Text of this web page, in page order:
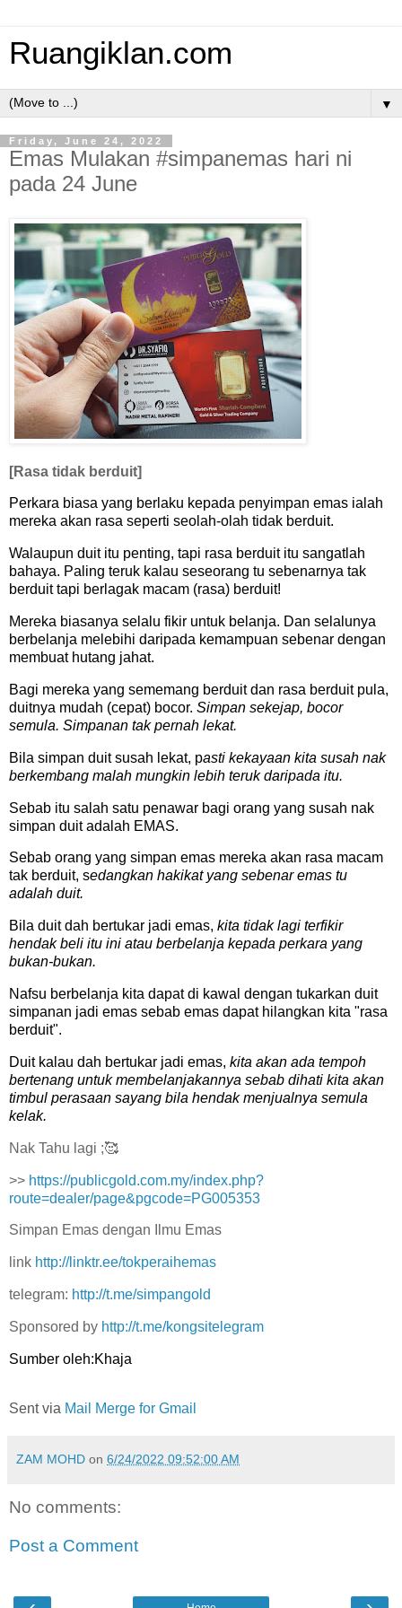
Ruangiklan.com
▼
Friday, June 24, 2022
Emas Mulakan #simpanemas hari ni
pada 24 June
[Rasa tidak berduit]
Perkara biasa yang berlaku kepada penyimpan emas ialah
mereka akan rasa seperti seolah-olah tidak berduit.
Walaupun duit itu penting, tapi rasa berduit itu sangatlah
bahaya. Paling teruk kalau seseorang tu sebenarnya tak
berduit tapi berlagak macam (rasa) berduit!
Mereka biasanya selalu fikir untuk belanja. Dan selalunya
berbelanja melebihi daripada kemampuan sebenar dengan
membuat hutang jahat.
Bagi mereka yang sememang berduit dan rasa berduit pula,
duitnya mudah (cepat) bocor. Simpan sekejap, bocor
semula. Simpanan tak pernah lekat.
Bila simpan duit susah lekat, pasti kekayaan kita susah nak
berkembang malah mungkin lebih teruk daripada itu.
Sebab itu salah satu penawar bagi orang yang susah nak
simpan duit adalah EMAS.
Sebab orang yang simpan emas mereka akan rasa macam
tak berduit, sedangkan hakikat yang sebenar emas tu
adalah duit.
Bila duit dah bertukar jadi emas, kita tidak lagi terfikir
hendak beli itu ini atau berbelanja kepada perkara yang
bukan-bukan.
Nafsu berbelanja kita dapat di kawal dengan tukarkan duit
simpanan jadi emas sebab emas dapat hilangkan kita "rasa
berduit".
Duit kalau dah bertukar jadi emas, kita akan ada tempoh
bertenang untuk membelanjakannya sebab dihati kita akan
timbul perasaan sayang bila hendak menjualnya semula
kelak.
Nak Tahu lagi ;🥰
>> https://publicgold.com.my/index.php?
route=dealer/page&pgcode=PG005353
Simpan Emas dengan Ilmu Emas
link http://linktr.ee/tokperaihemas
telegram: http://t.me/simpangold
Sponsored by http://t.me/kongsitelegram
Sumber oleh:Khaja
Sent via Mail Merge for Gmail
ZAM MOHD on 6/24/2022 09:52:00 AM
No comments:
Post a Comment